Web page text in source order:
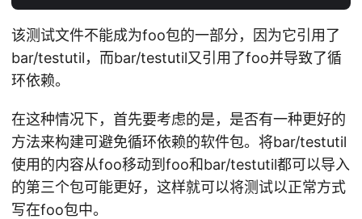
该测试文件不能成为foo包的一部分，因为它引用了
bar/testutil，而bar/testutil又引用了foo并导致了循
环依赖。
在这种情况下，首先要考虑的是，是否有一种更好的
方法来构建可避免循环依赖的软件包。将bar/testutil
使用的内容从foo移动到foo和bar/testutil都可以导入
的第三个包可能更好，这样就可以将测试以正常方式
写在foo包中。